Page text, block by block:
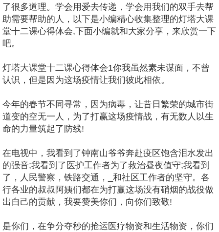
了很多道理。学会用爱去传递，学会用我们的双手去帮
助需要帮助的人，以下是小编精心收集整理的灯塔大课
堂十二课心得体会,下面小编就和大家分享，来欣赏一下
吧。
灯塔大课堂十二课心得体会1你我虽然素未谋面，不曾
认识，但是因为这场疫情让我们彼此相依。
今年的春节不同寻常，因为病毒，让昔日繁荣的城市街
道变的空无一人，为了打赢这场疫情战，有无数人以生
命的力量筑起了防线!
在电视中，我看到了钟南山爷爷奔赴疫区饱含泪水发出
的强音;我看到了医护工作者为了救治昼夜值守;我看到
了，人民警察，铁路交通，_和社区工作者的坚守。各
行各业的叔叔阿姨们都在为打赢这场没有硝烟的战役做
出自己的贡献，我要赞美你们，向你们致敬!
是你们，在争分夺秒的抢运医疗物资和生活物资，你们